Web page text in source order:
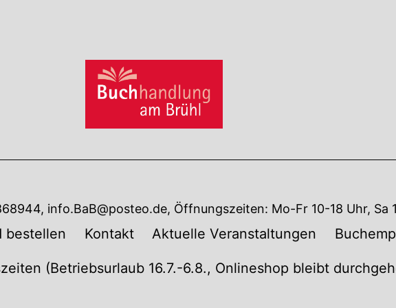
info.BaB@posteo.de, Öffnungszeiten: Mo-Fr 10-18 Uhr, Sa
bestellen Kontakt Aktuelle Veranstaltungen
(Betriebsurlaub 16.7.-6.8., Onlineshop bleibt